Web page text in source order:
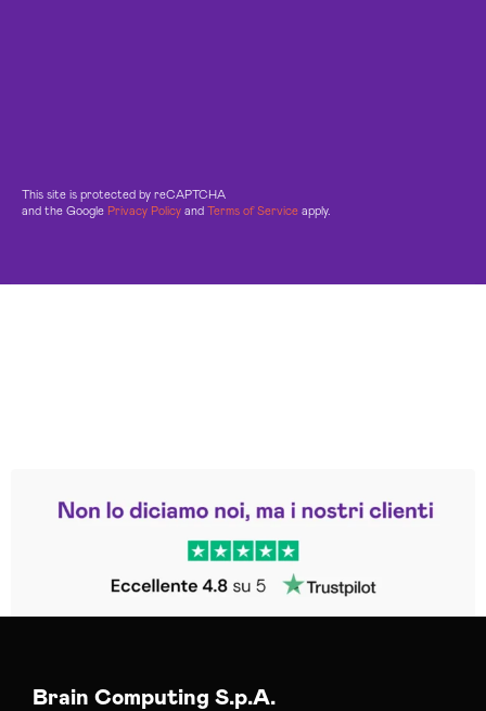
This site is protected by reCAPTCHA
and the Google Privacy Policy and Terms of Service apply.
Trustpilot
Brain Computing S.p.A.